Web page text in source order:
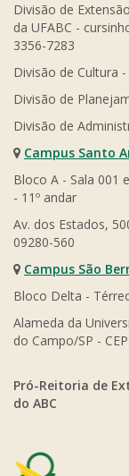
Divisão de
da UFABC -
3356-7283
Divisão de Cultura
Divisão de
Divisão de
Campus Santo
Bloco A - Sala 001
- 11º andar
Av. dos Estados,
09280-560
Campus São
Bloco Delta -
Alameda da
do Campo/SP -
Pró-Reitoria de
do ABC